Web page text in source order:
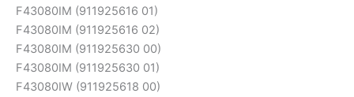
F43080IM (911925616 01)
F43080IM (911925616 02)
F43080IM (911925630 00)
F43080IM (911925630 01)
F43080IW (911925618 00)